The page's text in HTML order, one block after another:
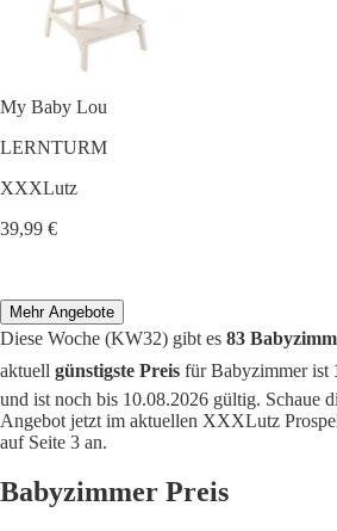
My Baby Lou
LERNTURM
XXXLutz
39,99 €
Mehr Angebote
Diese Woche (KW32) gibt es 83
aktuell günstigste Preis für Babyzimmer ist
und ist noch bis 10.08.2026 gültig. Schaue
Angebot jetzt im aktuellen XXXLutz
auf Seite 3 an.
Babyzimmer Preis